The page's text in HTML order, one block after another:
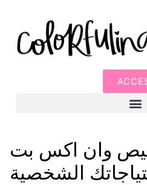
وان اكس بت
الشخصية